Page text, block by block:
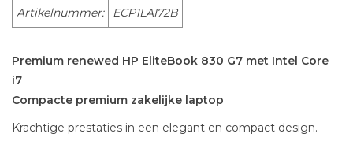
Artikelnummer: ECP1LAI72B
Premium renewed HP EliteBook 830 G7 met Intel Core
i7
Compacte premium zakelijke laptop
Krachtige prestaties in een elegant en compact design.